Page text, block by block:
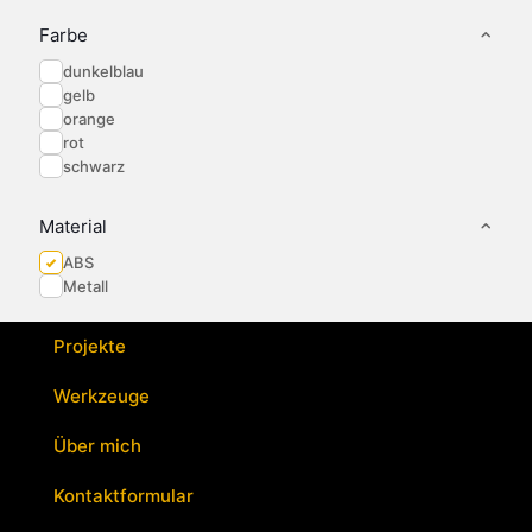
Farbe
dunkelblau
gelb
orange
rot
schwarz
Material
ABS
Metall
Optionen
Produktseite
gewählt
werden
Projekte
Werkzeuge
Über mich
Kontaktformular